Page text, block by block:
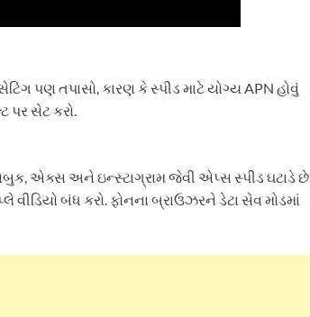
પણ તપાસો, કારણ કે સ્પીડ માટે યોગ્ય APN હોવું
સેટ કરો.
એક્સ અને ઇન્સ્ટાગ્રામ જેવી એપ્સ સ્પીડ ઘટાડે છે
બંધ કરો. ફોનના બ્રાઉઝરને ડેટા સેવ મોડમાં